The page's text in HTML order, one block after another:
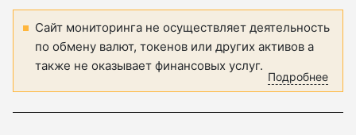
Сайт мониторинга не осуществляет деятельность
по обмену валют, токенов или других активов а
также не оказывает финансовых услуг.
Подробнее